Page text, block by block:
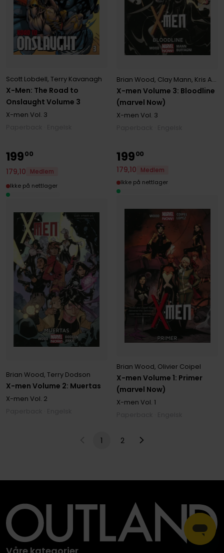
X-Men: The Road to
Onslaught Volume 3
Scott Lobdell, Terry Kavanagh
X-men Vol. 3
X-men Volume 3: Bloodline
(marvel Now)
Brian Wood, Clay Mann, Kris Anka
X-men Vol. 3
X-men Volume 2: Muertas
Brian Wood, Terry Dodson
X-men Vol. 2
19900
179,10
Medlem
Ikke på nettlager
X-men Volume 1: Primer
(marvel Now)
Brian Wood, Olivier Coipel
X-men Vol. 1
19900
179,10
Medlem
Ikke på nettlager
1 2